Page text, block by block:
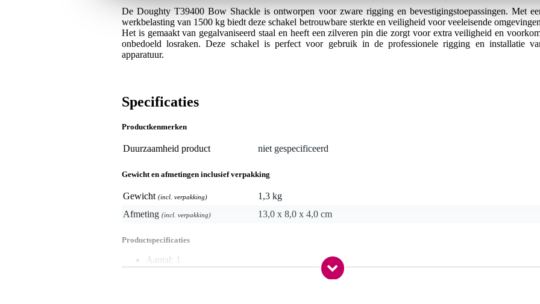
De Doughty T39400 Bow Shackle is ontworpen voor zware rigging en bevestigingstoepassingen. Met
werkbelasting van 1500 kg biedt deze schakel betrouwbare sterkte en veiligheid voor veeleisende
Het is gemaakt van gegalvaniseerd staal en heeft een zilveren pin die zorgt voor extra veiligheid en
onbedoeld losraken. Deze schakel is perfect voor gebruik in de professionele rigging en installatie
apparatuur.
Specificaties
Productkenmerken
Duurzaamheid product niet gespecificeerd
Gewicht en afmetingen inclusief verpakking
Gewicht (incl. verpakking)
1,3 kg
Afmeting (incl. verpakking) 13,0 x 8,0 x 4,0 cm
Productspecificaties
Aantal: 1
Materiaal: gegalvaniseerd staal